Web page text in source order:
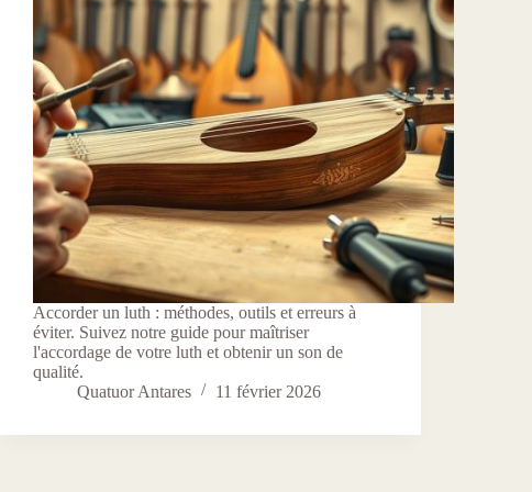
Accorder un luth : méthodes, outils et erreurs à
éviter. Suivez notre guide pour maîtriser
l'accordage de votre luth et obtenir un son de
qualité.
Quatuor Antares
11 février 2026